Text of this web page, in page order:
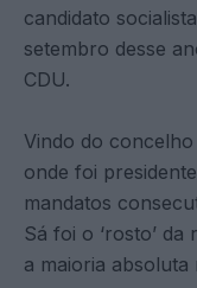
candidato
setembro desse
CDU.
Vindo do
onde foi
mandatos
Sá foi o ‘rosto’
a maioria absoluta